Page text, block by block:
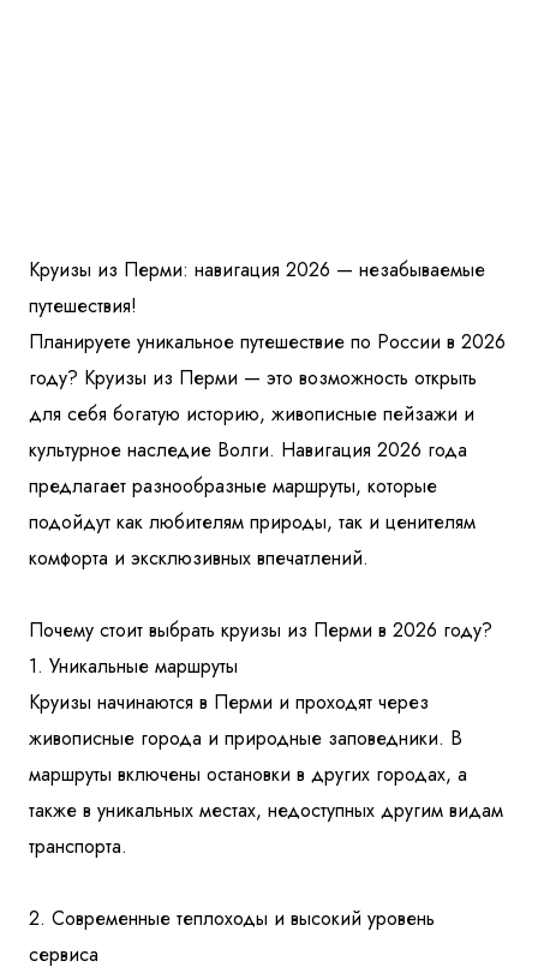
Круизы из Перми: навигация 2026 — незабываемые
путешествия!
Планируете уникальное путешествие по России в 2026
году? Круизы из Перми — это возможность открыть
для себя богатую историю, живописные пейзажи и
культурное наследие Волги. Навигация 2026 года
предлагает разнообразные маршруты, которые
подойдут как любителям природы, так и ценителям
комфорта и эксклюзивных впечатлений.
Почему стоит выбрать круизы из Перми в 2026 году?
1. Уникальные маршруты
Круизы начинаются в Перми и проходят через
живописные города и природные заповедники. В
маршруты включены остановки в других городах, а
также в уникальных местах, недоступных другим видам
транспорта.
2. Современные теплоходы и высокий уровень
сервиса